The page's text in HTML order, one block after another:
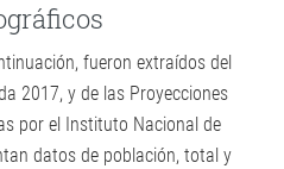
fueron extraídos del
2017, y de las Proyecciones
por el Instituto Nacional de
datos de población, total y